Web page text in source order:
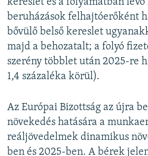
kereslet és a folyamatban
beruházások felhajtóerőként
bővülő belső kereslet
majd a behozatalt; a folyó
szerény többlet után 2025-re
1,4 százaléka körül).
Az Európai Bizottság az újra
növekedés hatására a
reáljövedelmek dinamikus
ben és 2025-ben. A bérek